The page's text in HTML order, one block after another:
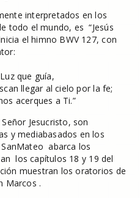
interpretados en los
todo el mundo, es “Jesús
el himno BWV 127, con
que guía,
llegar al cielo por la fe;
acerques a Ti.”
Jesucristo, son
y mediabasados en los
abarca los
los capítulos 18 y 19 del
muestran los oratorios de
Marcos .